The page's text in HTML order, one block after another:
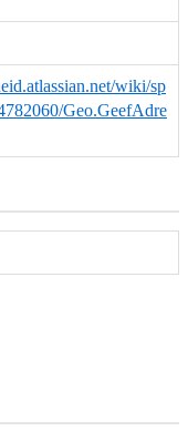
wiki/sp
Geo.GeefAdre